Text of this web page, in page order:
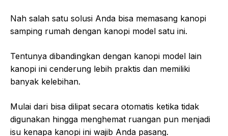
Nah salah satu solusi Anda bisa memasang kanopi
samping rumah dengan kanopi model satu ini.
Tentunya dibandingkan dengan kanopi model lain
kanopi ini cenderung lebih praktis dan memiliki
banyak kelebihan.
Mulai dari bisa dilipat secara otomatis ketika tidak
digunakan hingga menghemat ruangan pun menjadi
isu kenapa kanopi ini wajib Anda pasang.